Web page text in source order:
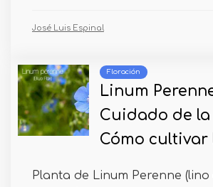
José Luis Espinal
Floración
Linum
Cuidado de
Cómo cultivar
Planta de Linum Perenne (lino